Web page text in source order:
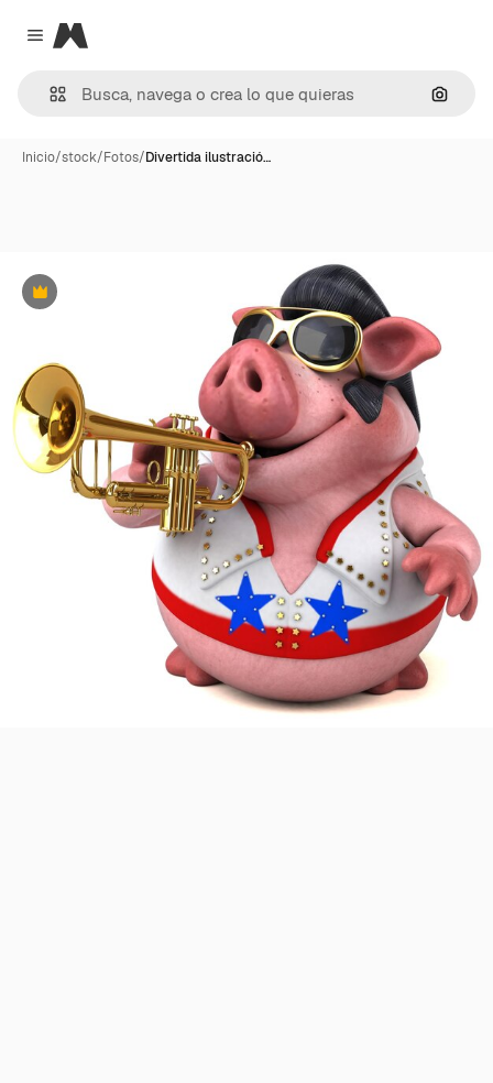
Close menu
Magnific
Inicio/stock/Fotos/Divertida ilustració…
Premium